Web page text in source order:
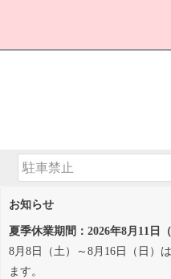
お知らせ
夏季休業期間：2026年8月11日
8月8日（土）～8月16日（日）
ます。